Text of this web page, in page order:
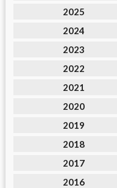
2025
2024
2023
2022
2021
2020
2019
2018
2017
2016